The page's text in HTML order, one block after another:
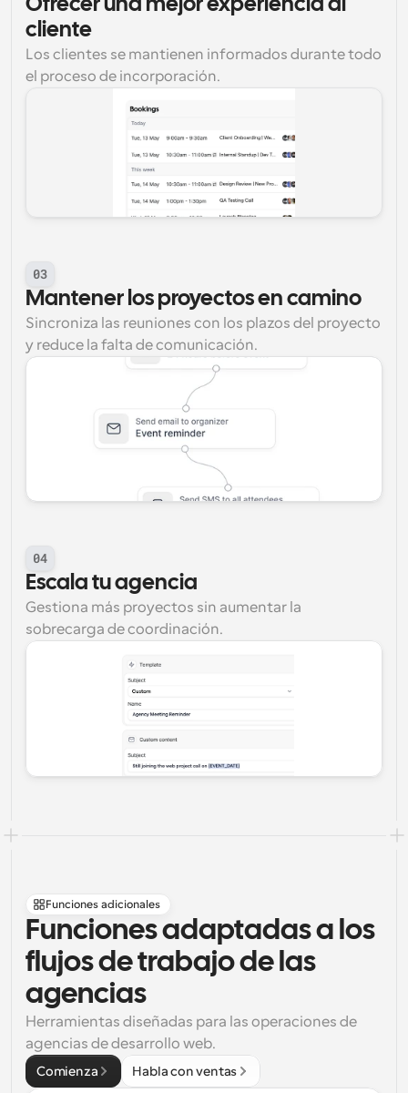
Ofrecer una mejor experiencia al
cliente
Los clientes se mantienen informados durante todo
el proceso de incorporación.
03
Mantener los proyectos en camino
Sincroniza las reuniones con los plazos del proyecto
y reduce la falta de comunicación.
04
Escala tu agencia
Gestiona más proyectos sin aumentar la
sobrecarga de coordinación.
Funciones adicionales
Funciones adaptadas a los
flujos de trabajo de las
agencias
Herramientas diseñadas para las operaciones de
agencias de desarrollo web.
Comienza Habla con ventas